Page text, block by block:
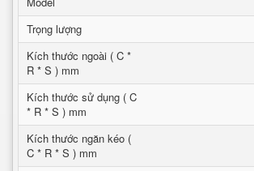
Trọng lượng
Kích thước ngoài ( C *
R * S ) mm
Kích thước sử dụng ( C
* R * S ) mm
Kích thước ngăn kéo (
C * R * S ) mm